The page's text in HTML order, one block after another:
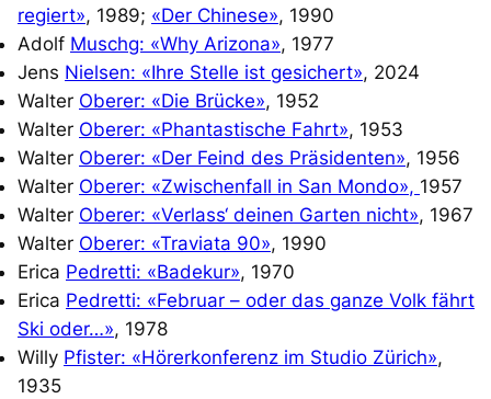
regiert», 1989; «Der Chinese», 1990
Adolf Muschg: «Why Arizona», 1977
Jens Nielsen: «Ihre Stelle ist gesichert», 2024
Walter Oberer: «Die Brücke», 1952
Walter Oberer: «Phantastische Fahrt», 1953
Walter Oberer: «Der Feind des Präsidenten», 1956
Walter Oberer: «Zwischenfall in San Mondo», 1957
Walter Oberer: «Verlass‘ dei­nen Garten nicht», 1967
Walter Oberer: «Traviata 90», 1990
Erica Pedretti: «Badekur», 1970
Erica Pedretti: «Februar – oder das ganze Volk fährt
Ski oder…», 1978
Willy Pfister: «Hörerkonferenz im Studio Zürich»,
1935